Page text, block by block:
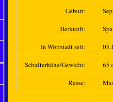
Geburt:
Herkunft:
In Wörrstadt seit:
Schulterhöhe/Gewicht: 65
Rasse: